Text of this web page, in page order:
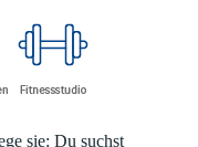
sie: Du suchst